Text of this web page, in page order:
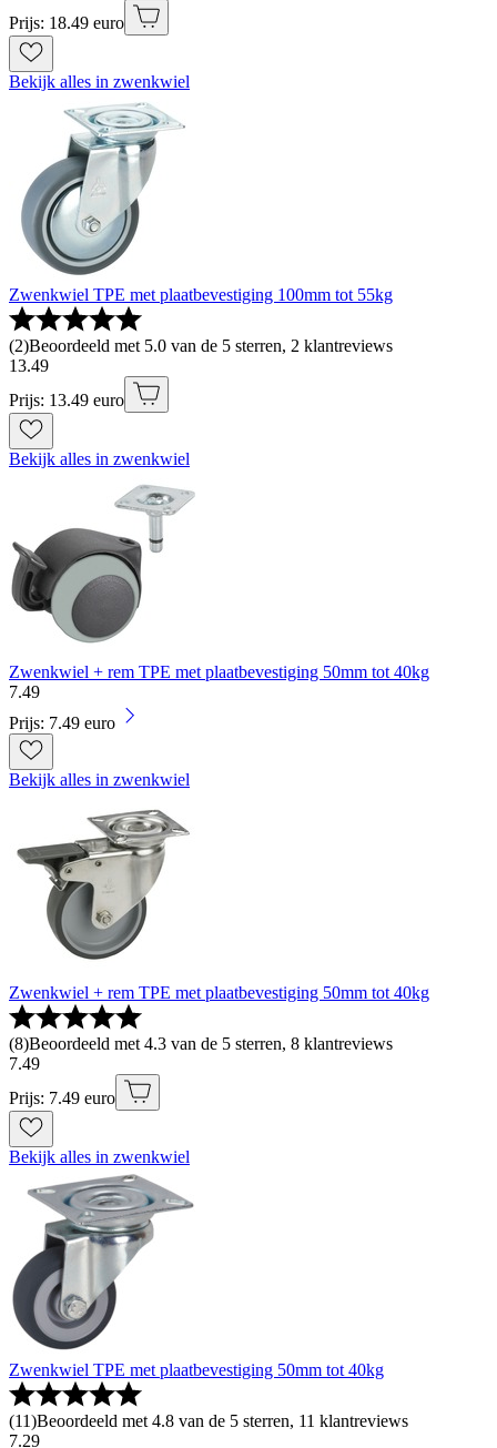
Prijs: 18.49 euro
Bekijk alles in zwenkwiel
Zwenkwiel TPE met plaatbevestiging 100mm tot 55kg
(2)Beoordeeld met 5.0 van de 5 sterren, 2 klantreviews
13.49
Prijs: 13.49 euro
Bekijk alles in zwenkwiel
Zwenkwiel + rem TPE met plaatbevestiging 50mm tot 40kg
7.49
Prijs: 7.49 euro
Bekijk alles in zwenkwiel
Zwenkwiel + rem TPE met plaatbevestiging 50mm tot 40kg
(8)Beoordeeld met 4.3 van de 5 sterren, 8 klantreviews
7.49
Prijs: 7.49 euro
Bekijk alles in zwenkwiel
Zwenkwiel TPE met plaatbevestiging 50mm tot 40kg
(11)Beoordeeld met 4.8 van de 5 sterren, 11 klantreviews
7.29